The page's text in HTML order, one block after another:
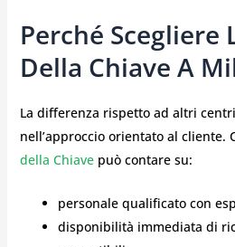
Perché Scegliere
Della Chiave A
La differenza rispetto ad altri
nell’approccio orientato al cliente.
della Chiavepuò contare su:
personale qualificato con
disponibilità immediata di